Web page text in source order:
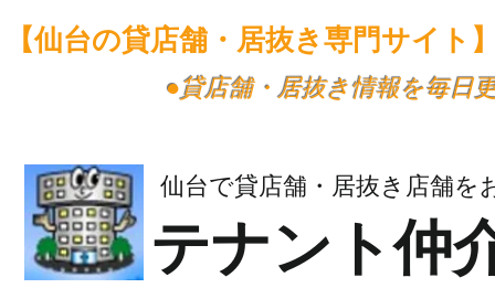
【仙台の貸店舗・居抜き専門サイト
​●貸店舗・居抜き情報を毎日
仙台で貸店舗・居抜き店舗を
テナント仲